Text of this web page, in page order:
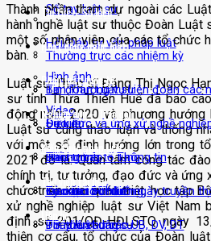
Sổ tay luật sư
Hỏi/Đáp tư vấn pháp luật
Hình ảnh
Video
Thường trực các nhiệm kỳ
Ban Thường vụ Liên đoàn các
Điều lệ
Biểu trưng
Cơ cấu tổ chức
DS nhân sự các UB, DV, DT
Tin tức – Sự kiện
Tin đoàn Luật sư
Sự kiện
Thông báo – Thông tin
Đào tạo bồi dưỡng
Tin tức chung
Hoạt động nghề luật
Đạo đức và ứng xử nghề
Hành trình tố tụng
Kỷ niệm 80 năm ngày truyền
Pháp luật quốc tế
Nghiên cứu – Trao đổi
Trao đổi – Ý kiến
Kiến thức pháp luật
Pháp luật dân sự
Thư viện tài liệu
Liên hệ
Thành phần tham dự ngoài các
hành nghề luật sư thuộc Đoàn Luật
một số nhân viên của các tổ chức
bàn.
Luật sư Thạc sĩ Đặng Thị Ngọc
sư tỉnh Thừa Thiên Huế đã báo
động năm 2020 và phương hướng
Luật sư cùng thảo luận và thống
với một số định hướng lớn trong
2021 đó là: Quan tâm công tác
chính trị, tư tưởng, đạo đức và ứng
chức triển khai quán triệt, học tập
xử nghề nghiệp luật sư Việt Nam
định số 201/QĐ-HĐLSTQ ngày
thiện cơ cấu, tổ chức của Đoàn